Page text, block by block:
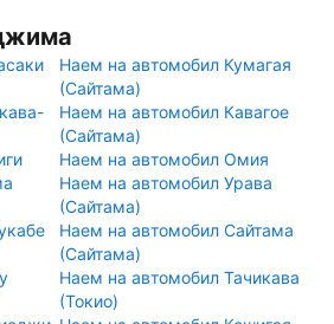
Наем на автомобил Кумагая
(Сайтама)
Наем на автомобил Кавагое
(Сайтама)
Наем на автомобил Омия
Наем на автомобил Урава
(Сайтама)
Наем на автомобил Сайтама
(Сайтама)
Наем на автомобил Тачикава
(Токио)